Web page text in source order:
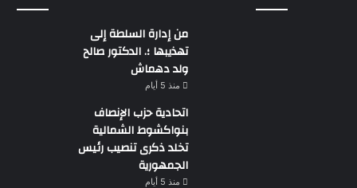
من إدارة السلطة إلى
تهذيبها ؛. الدكتور صالح
ولد دهماش
منذ 5 أيام
اتحادية حزب الإنصاف
بنواكشوط الشمالية
تخلد ذكرى تنصيب رئيس
الجمهورية
منذ 5 أيام